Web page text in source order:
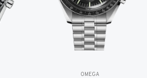
OMEGA